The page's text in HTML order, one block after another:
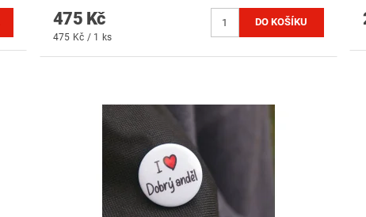
475 Kč
475 Kč / 1 ks